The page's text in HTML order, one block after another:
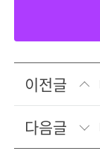
이전글
다음글